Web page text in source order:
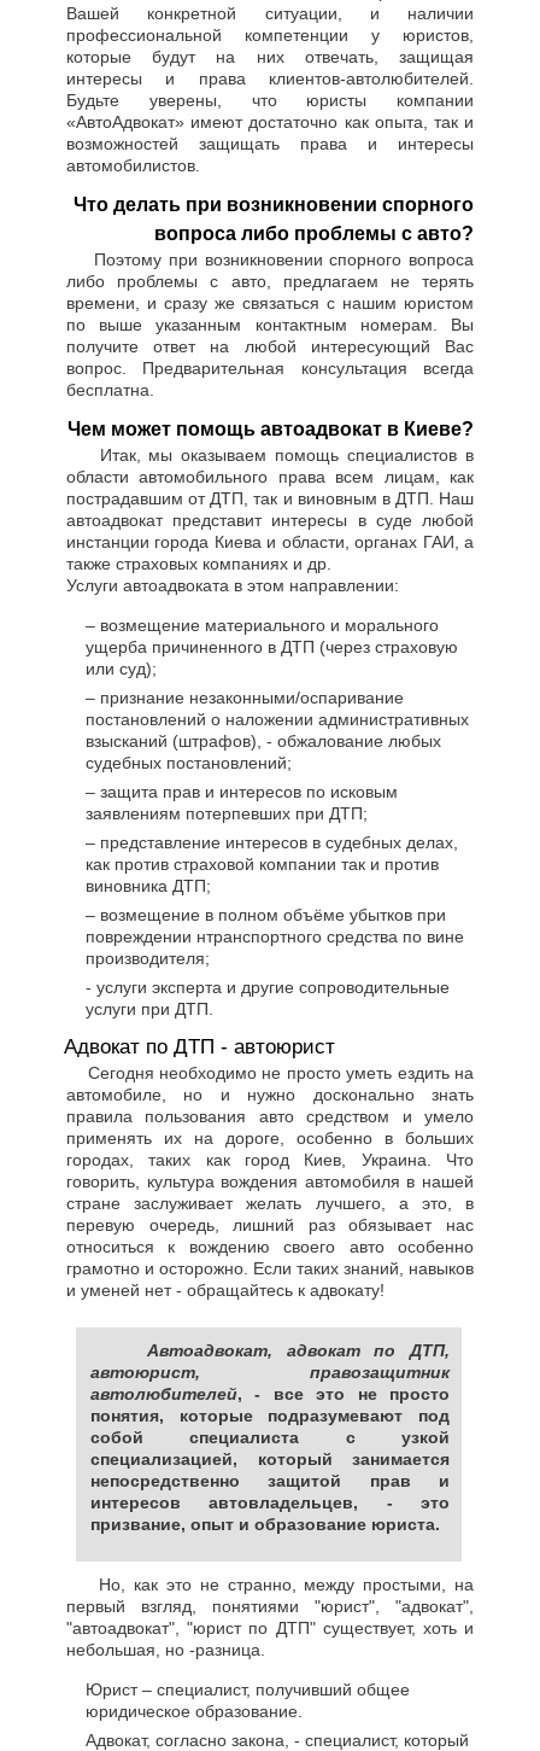
Вашей конкретной ситуации, и наличии
профессиональной компетенции у юристов,
которые будут на них отвечать, защищая
интересы и права клиентов-автолюбителей.
Будьте уверены, что юристы компании
«АвтоАдвокат» имеют достаточно как опыта, так и
возможностей защищать права и интересы
автомобилистов.
Что делать при возникновении спорного
вопроса либо проблемы с авто?
Поэтому при возникновении спорного вопроса
либо проблемы с авто, предлагаем не терять
времени, и сразу же связаться с нашим юристом
по выше указанным контактным номерам. Вы
получите ответ на любой интересующий Вас
вопрос. Предварительная консультация всегда
бесплатна.
Чем может помощь автоадвокат в Киеве?
Итак, мы оказываем помощь специалистов в
области автомобильного права всем лицам, как
пострадавшим от ДТП, так и виновным в ДТП. Наш
автоадвокат представит интересы в суде любой
инстанции города Киева и области, органах ГАИ, а
также страховых компаниях и др.
Услуги автоадвоката в этом направлении:
– возмещение материального и морального
ущерба причиненного в ДТП (через страховую
или суд);
– признание незаконными/оспаривание
постановлений о наложении административных
взысканий (штрафов), - обжалование любых
судебных постановлений;
– защита прав и интересов по исковым
заявлениям потерпевших при ДТП;
– представление интересов в судебных делах,
как против страховой компании так и против
виновника ДТП;
– возмещение в полном объёме убытков при
повреждении нтранспортного средства по вине
производителя;
- услуги эксперта и другие сопроводительные
услуги при ДТП.
Адвокат по ДТП - автоюрист
Сегодня необходимо не просто уметь ездить на
автомобиле, но и нужно досконально знать
правила пользования авто средством и умело
применять их на дороге, особенно в больших
городах, таких как город Киев, Украина. Что
говорить, культура вождения автомобиля в нашей
стране заслуживает желать лучшего, а это, в
перевую очередь, лишний раз обязывает нас
относиться к вождению своего авто особенно
грамотно и осторожно. Если таких знаний, навыков
и уменей нет - обращайтесь к адвокату!
Автоадвокат, адвокат по ДТП,
автоюрист, правозащитник
автолюбителей, - все это не просто
понятия, которые подразумевают под
собой специалиста с узкой
специализацией, который занимается
непосредственно защитой прав и
интересов автовладельцев, - это
призвание, опыт и образование юриста.
Но, как это не странно, между простыми, на
первый взгляд, понятиями "юрист", "адвокат",
"автоадвокат", "юрист по ДТП" существует, хоть и
небольшая, но -разница.
Юрист – специалист, получивший общее
юридическое образование.
Адвокат, согласно закона, - специалист, который